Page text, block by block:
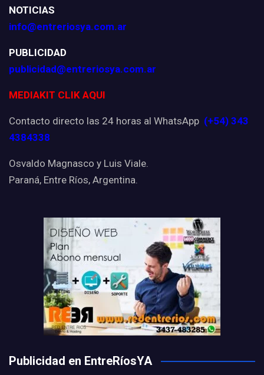
NOTICIAS
info@entreriosya.com.ar
PUBLICIDAD
publicidad@entreriosya.com.ar
MEDIAKIT CLIK AQUI
Contacto directo las 24 horas al WhatsApp (+54) 343
4384338
Osvaldo Magnasco y Luis Viale.
Paraná, Entre Ríos, Argentina.
Publicidad en EntreRíosYA